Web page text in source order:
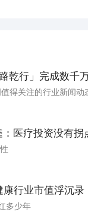
乾行」完成数千
得关注的行业新闻动
医疗投资没有拐
行业市值浮沉录
多少年